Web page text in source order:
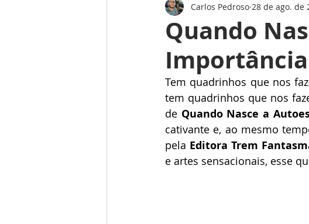
Achadinhos do Kindle Quadrinho
Pré Venda Comidas Eventos
Quando
Carlos Pedroso 28 de ago. de
Tem quadrinhos que nos
tem quadrinhos que nos
de Quando Nasce a
cativante e, ao mesmo
pela Editora Trem
e artes sensacionais, esse